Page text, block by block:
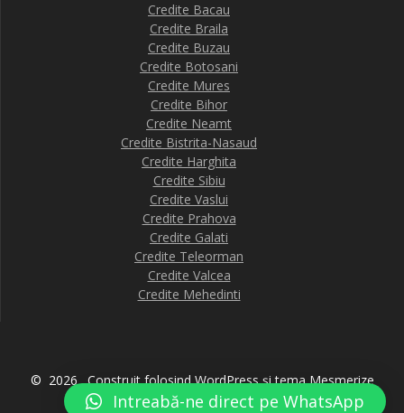
Credite Bacau
Credite Braila
Credite Buzau
Credite Botosani
Credite Mures
Credite Bihor
Credite Neamt
Credite Bistrita-Nasaud
Credite Harghita
Credite Sibiu
Credite Vaslui
Credite Prahova
Credite Galati
Credite Teleorman
Credite Valcea
Credite Mehedinti
© 2026 . Construit folosind WordPress șitema Mesmerize
Intreabă-ne direct pe WhatsApp